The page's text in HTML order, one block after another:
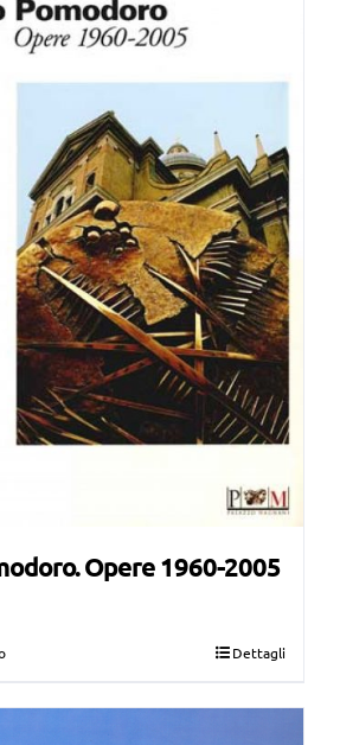
Opere 1960-2005
Dettagli